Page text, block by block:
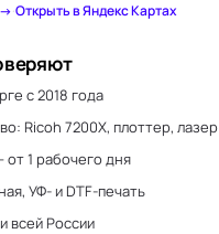
→·Открыть в Яндекс Картах
с 2018 года
Ricoh 7200X, плоттер, лазер
1 рабочего дня
УФ- и DTF-печать
всей России